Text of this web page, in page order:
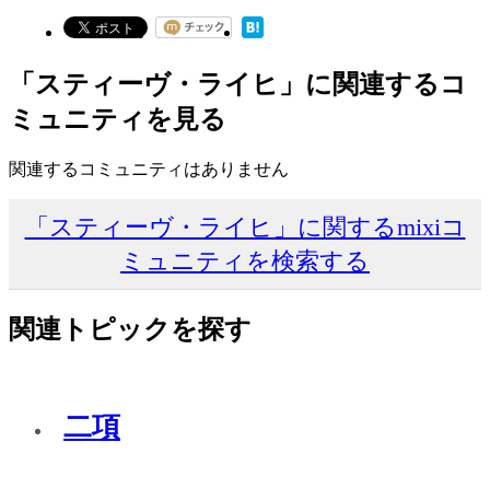
「スティーヴ・ライヒ」に関連するコ
ミュニティを見る
関連するコミュニティはありません
「スティーヴ・ライヒ」に関するmixiコ
ミュニティを検索する
関連トピックを探す
二項